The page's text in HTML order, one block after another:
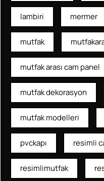
lambiri mermer
mutfak
mutfak arası cam panel
mutfak dekorasyon
mutfak modelleri
pvckapı resimli
resimlimutfak